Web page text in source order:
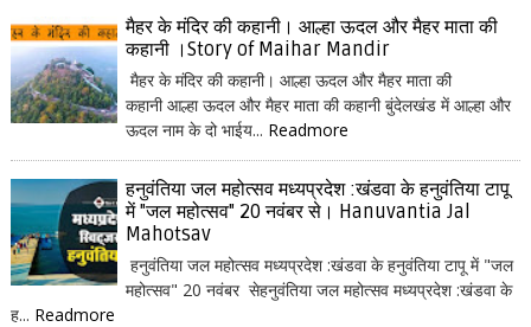
मैहर के मंदिर की कहानी। आल्हा ऊदल और मैहर माता की
कहानी ।Story of Maihar Mandir
मैहर के मंदिर की कहानी। आल्हा ऊदल और मैहर माता की
कहानी आल्हा ऊदल और मैहर माता की कहानी बुंदेलखंड में आल्हा और
ऊदल नाम के दो भाईय... Readmore
हनुवंतिया जल महोत्सव मध्यप्रदेश :खंडवा के हनुवंतिया टापू
में "जल महोत्सव" 20 नवंबर से। Hanuvantia Jal
Mahotsav
हनुवंतिया जल महोत्सव मध्यप्रदेश :खंडवा के हनुवंतिया टापू में "जल
महोत्सव" 20 नवंबर सेहनुवंतिया जल महोत्सव मध्यप्रदेश :खंडवा के
ह... Readmore